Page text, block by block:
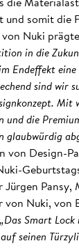
und somit die
Nuki
in die
Endeffekt
sind wir
Mit
und die
glaubwürdig
von Design-
Jürgen
Nuki, von
„Das Smart
seinen